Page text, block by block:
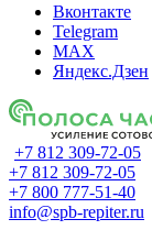
Вконтакте
Telegram
MAX
Яндекс.Дзен
+7 812 309-72-05
+7 812 309-72-05
+7 800 777-51-40
info@spb-repiter.ru